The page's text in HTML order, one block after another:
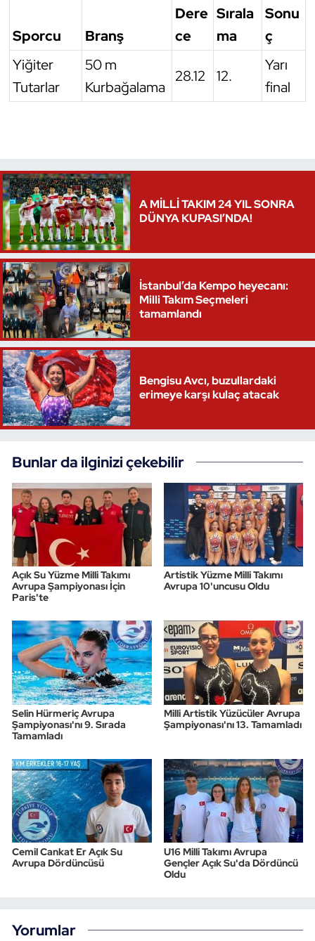
Sporcu Branş
Dere
ce
Sırala
ma
Sonu
ç
Yiğiter
Tutarlar
50 m
Kurbağalama
28.12 12.
Yarı
final
A MİLLİ TAKIM 24 YIL SONRA
DÜNYA KUPASI’NDA!
İstanbul’da Kempo heyecanı:
Milli Takım Seçmeleri
tamamlandı
Bengisu Avcı, buzullardaki
erimeye karşı kulaç atacak
Bunlar da ilginizi çekebilir
Açık Su Yüzme Milli Takımı
Avrupa Şampiyonası İçin
Paris'te
Artistik Yüzme Milli Takımı
Avrupa 10'uncusu Oldu
Selin Hürmeriç Avrupa
Şampiyonası'nı 9. Sırada
Tamamladı
Milli Artistik Yüzücüler Avrupa
Şampiyonası'nı 13. Tamamladı
Cemil Cankat Er Açık Su
Avrupa Dördüncüsü
U16 Milli Takımı Avrupa
Gençler Açık Su'da Dördüncü
Oldu
Yorumlar
Voleybol
Vücut Geliştirme Fitness
Yelken
Yüzme